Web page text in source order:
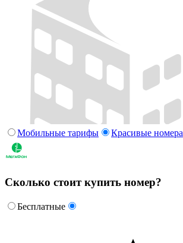
Мобильные тарифы Красивые номера
Сколько стоит купить номер?
Бесплатные